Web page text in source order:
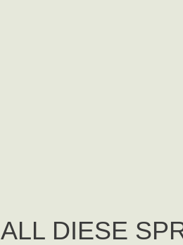
ALL DIESE